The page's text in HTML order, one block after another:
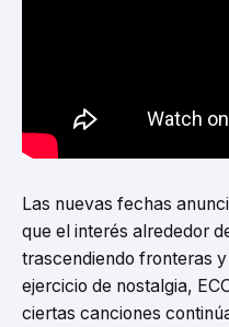
Las nuevas fechas
que el interés alrededor
trascendiendo fronteras
ejercicio de nostalgia,
ciertas canciones